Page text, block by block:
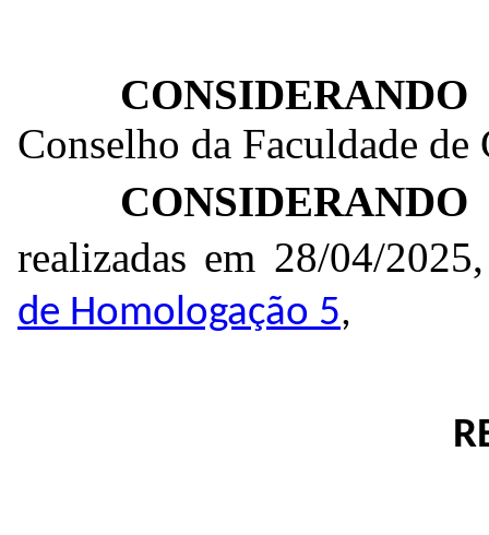
CONSIDERANDO
Conselho da Faculdade de
CONSIDERANDO
realizadas em 28/04/
de Homologação 5,